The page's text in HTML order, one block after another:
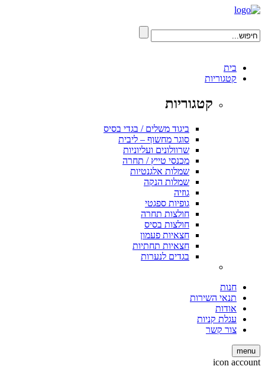
בית
קטגוריות
קטגוריות
ביגוד משלים / בגדי בסיס
סוגר מחשוף – ליבית
שרוולונים ועליוניות
מכנסי טייץ / תחרה
שמלות אלגנטיות
שמלות הנקה
גוזיה
גופיות ספגטי
חולצות תחרה
חולצות בסיס
חצאיות פעמון
חצאיות תחתיות
בגדים לנערות
חנות
תנאי השירות
אודות
עגלת קניות
צור קשר
menu
icon account